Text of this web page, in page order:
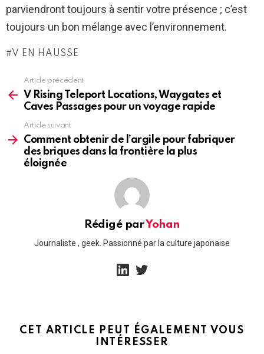
parviendront toujours à sentir votre présence ; c’est
toujours un bon mélange avec l’environnement.
V EN HAUSSE
more
Article précédent
V Rising Teleport Locations, Waygates et
Caves Passages pour un voyage rapide
Article suivant
Comment obtenir de l’argile pour fabriquer
des briques dans la frontière la plus
éloignée
Rédigé parYohan
Journaliste , geek. Passionné par la culture japonaise
CET ARTICLE PEUT ÉGALEMENT VOUS
INTÉRESSER